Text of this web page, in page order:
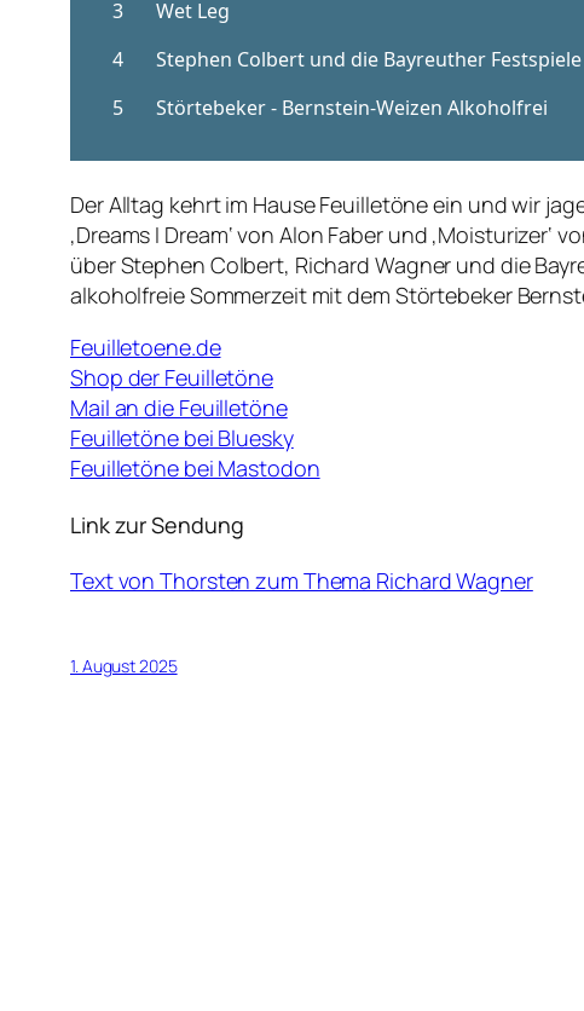
Der Alltag kehrt im Hause Feuilletöne ein und wir
‚Dreams I Dream‘ von Alon Faber und
über Stephen Colbert, Richard Wagner und die
alkoholfreie Sommerzeit mit dem Störtebeker
Feuilletoene.de
Shop der Feuilletöne
Mail an die Feuilletöne
Feuilletöne bei Bluesky
Feuilletöne bei Mastodon
Link zur Sendung
Text von Thorsten zum Thema Richard Wagner
1. August 2025